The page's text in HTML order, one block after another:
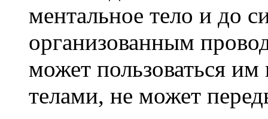
ментальное тело и до
организованным
может пользоваться
телами, не может